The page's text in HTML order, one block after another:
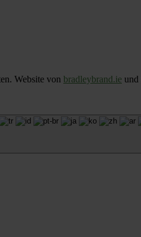
Website von bradleybrand.ie und